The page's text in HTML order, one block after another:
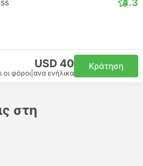
USD 40
οι φόροι ανα ενήλικα
Κράτηση
στη